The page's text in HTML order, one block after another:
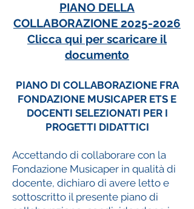
PIANO DELLA
COLLABORAZIONE 2025-2026
Clicca qui per scaricare il
documento
PIANO DI COLLABORAZIONE FRA
FONDAZIONE MUSICAPER ETS E
DOCENTI SELEZIONATI PER I
PROGETTI DIDATTICI
Accettando di collaborare con la
Fondazione Musicaper in qualità di
docente, dichiaro di avere letto e
sottoscritto il presente piano di